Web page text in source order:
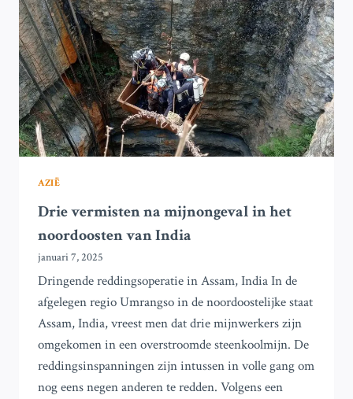
AZIË
Drie vermisten na mijnongeval in het
noordoosten van India
januari 7, 2025
Dringende reddingsoperatie in Assam, India In de
afgelegen regio Umrangso in de noordoostelijke staat
Assam, India, vreest men dat drie mijnwerkers zijn
omgekomen in een overstroomde steenkoolmijn. De
reddingsinspanningen zijn intussen in volle gang om
nog eens negen anderen te redden. Volgens een